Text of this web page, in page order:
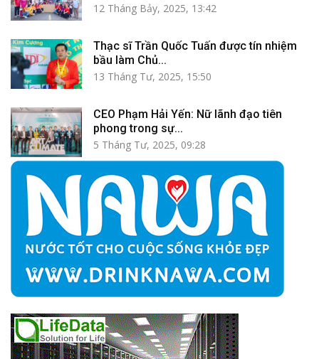
12 Tháng Bảy, 2025, 13:42
Thạc sĩ Trần Quốc Tuấn được tín nhiệm
bầu làm Chủ...
13 Tháng Tư, 2025, 15:50
CEO Phạm Hải Yến: Nữ lãnh đạo tiên
phong trong sự...
5 Tháng Tư, 2025, 09:28